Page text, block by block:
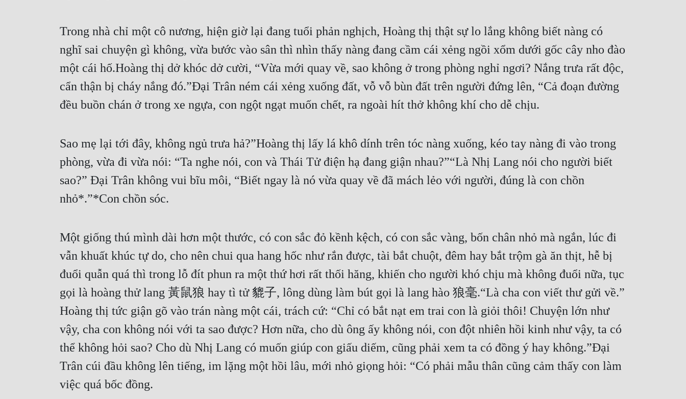
Trong nhà chỉ một cô nương, hiện giờ lại đang tuổi phản nghịch, Hoàng thị thật sự lo lắng không biết nàng có
nghĩ sai chuyện gì không, vừa bước vào sân thì nhìn thấy nàng đang cầm cái xẻng ngồi xổm dưới gốc cây nho đào
một cái hố.Hoàng thị dở khóc dở cười, “Vừa mới quay về, sao không ở trong phòng nghỉ ngơi? Nắng trưa rất độc,
cẩn thận bị cháy nắng đó.”Đại Trân ném cái xẻng xuống đất, vỗ vỗ bùn đất trên người đứng lên, “Cả đoạn đường
đều buồn chán ở trong xe ngựa, con ngột ngạt muốn chết, ra ngoài hít thở không khí cho dễ chịu.
Sao mẹ lại tới đây, không ngủ trưa hả?”Hoàng thị lấy lá khô dính trên tóc nàng xuống, kéo tay nàng đi vào trong
phòng, vừa đi vừa nói: “Ta nghe nói, con và Thái Tử điện hạ đang giận nhau?”“Là Nhị Lang nói cho người biết
sao?” Đại Trân không vui bĩu môi, “Biết ngay là nó vừa quay về đã mách lẻo với người, đúng là con chồn
nhỏ*.”*Con chồn sóc.
Một giống thú mình dài hơn một thước, có con sắc đỏ kềnh kệch, có con sắc vàng, bốn chân nhỏ mà ngắn, lúc đi
vẫn khuất khúc tự do, cho nên chui qua hang hốc như rắn được, tài bắt chuột, đêm hay bắt trộm gà ăn thịt, hễ bị
đuổi quẫn quá thì trong lỗ đít phun ra một thứ hơi rất thối hăng, khiến cho người khó chịu mà không đuổi nữa, tục
gọi là hoàng thử lang 黃鼠狼 hay tì tử 貔子, lông dùng làm bút gọi là lang hào 狼毫.“Là cha con viết thư gửi về.”
Hoàng thị tức giận gõ vào trán nàng một cái, trách cứ: “Chỉ có bắt nạt em trai con là giỏi thôi! Chuyện lớn như
vậy, cha con không nói với ta sao được? Hơn nữa, cho dù ông ấy không nói, con đột nhiên hồi kinh như vậy, ta có
thể không hỏi sao? Cho dù Nhị Lang có muốn giúp con giấu diếm, cũng phải xem ta có đồng ý hay không.”Đại
Trân cúi đầu không lên tiếng, im lặng một hồi lâu, mới nhỏ giọng hỏi: “Có phải mẫu thân cũng cảm thấy con làm
việc quá bốc đồng.